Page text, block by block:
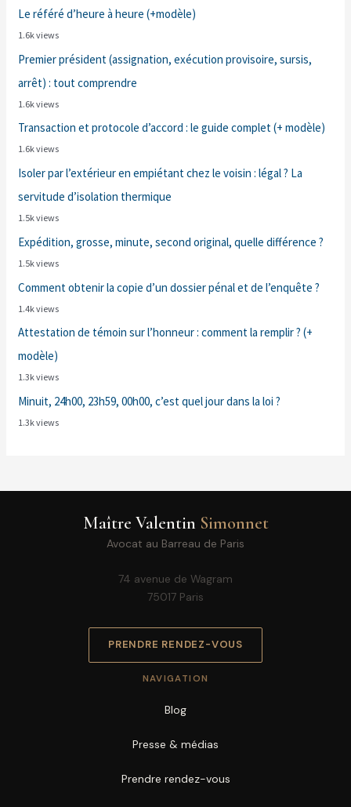
Le référé d’heure à heure (+modèle)
1.6k views
Premier président (assignation, exécution provisoire, sursis,
arrêt) : tout comprendre
1.6k views
Transaction et protocole d’accord : le guide complet (+ modèle)
1.6k views
Isoler par l’extérieur en empiétant chez le voisin : légal ? La
servitude d’isolation thermique
1.5k views
Expédition, grosse, minute, second original, quelle différence ?
1.5k views
Comment obtenir la copie d’un dossier pénal et de l’enquête ?
1.4k views
Attestation de témoin sur l’honneur : comment la remplir ? (+
modèle)
1.3k views
Minuit, 24h00, 23h59, 00h00, c’est quel jour dans la loi ?
1.3k views
Maître Valentin Simonnet
Avocat au Barreau de Paris
74 avenue de Wagram
75017 Paris
PRENDRE RENDEZ-VOUS
NAVIGATION
Blog
Presse & médias
Prendre rendez-vous